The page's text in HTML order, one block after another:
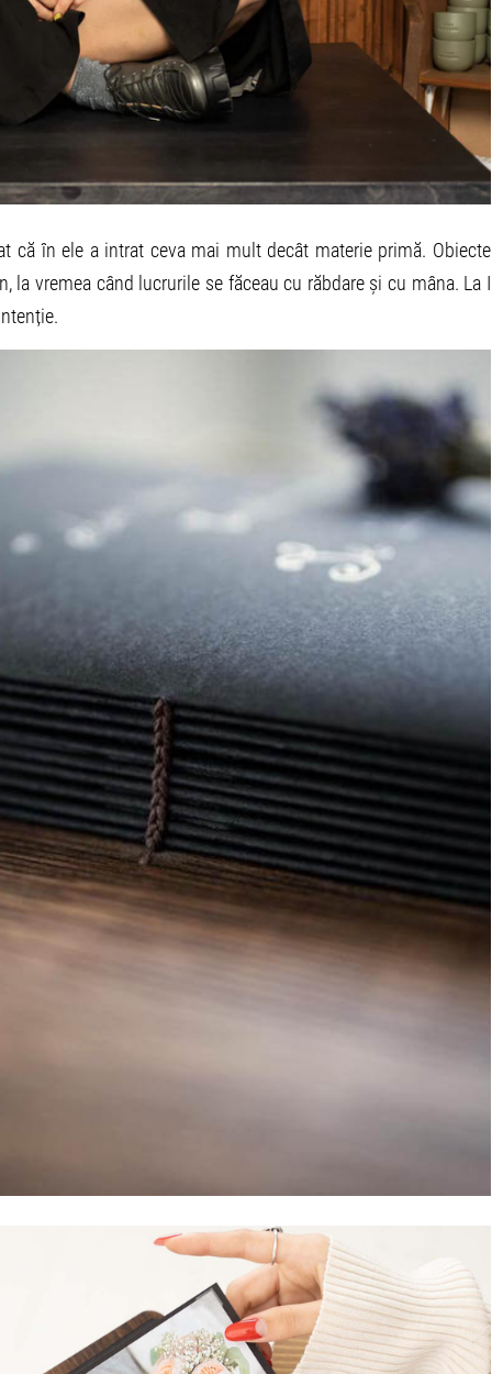
că în ele a intrat ceva mai mult decât materie primă. Obiecte
la vremea când lucrurile se făceau cu răbdare și cu mâna. La I